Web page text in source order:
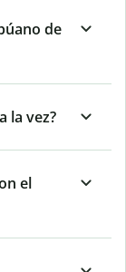
de
la vez?
el